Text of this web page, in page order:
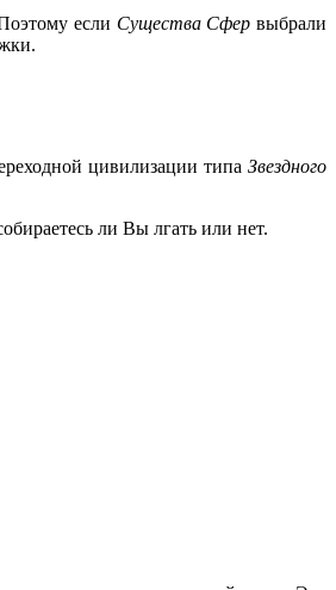
если Существа Сфер выбрали
цивилизации типаЗвездного
ли Вы лгать или нет.